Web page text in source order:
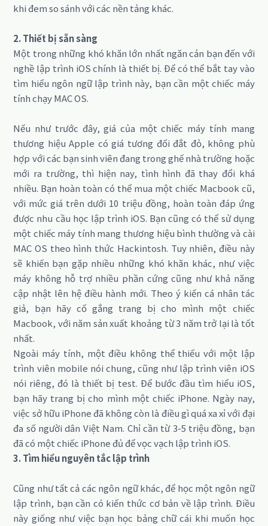
khi đem so sánh với các nền tảng khác.
2. Thiết bị sẵn sàng
Một trong những khó khăn lớn nhất ngăn cản bạn đến với
nghề lập trình iOS chính là thiết bị. Để có thể bắt tay vào
tìm hiểu ngôn ngữ lập trình này, bạn cần một chiếc máy
tính chạy MAC OS.
Nếu như trước đây, giá của một chiếc máy tính mang
thương hiệu Apple có giá tương đối đắt đỏ, không phù
hợp với các bạn sinh viên đang trong ghế nhà trường hoặc
mới ra trường, thì hiện nay, tình hình đã thay đổi khá
nhiều. Bạn hoàn toàn có thể mua một chiếc Macbook cũ,
với mức giá trên dưới 10 triệu đồng, hoàn toàn đáp ứng
được nhu cầu học lập trình iOS. Bạn cũng có thể sử dụng
một chiếc máy tính mang thương hiệu bình thường và cài
MAC OS theo hình thức Hackintosh. Tuy nhiên, điều này
sẽ khiến bạn gặp nhiều những khó khăn khác, như việc
máy không hỗ trợ nhiều phần cứng cũng như khả năng
cập nhật lên hệ điều hành mới. Theo ý kiến cá nhân tác
giả, bạn hãy cố gắng trang bị cho mình một chiếc
Macbook, với năm sản xuất khoảng từ 3 năm trở lại là tốt
nhất.
Ngoài máy tính, một điều không thể thiếu với một lập
trình viên mobile nói chung, cũng như lập trình viên iOS
nói riêng, đó là thiết bị test. Để bước đầu tìm hiểu iOS,
bạn hãy trang bị cho mình một chiếc iPhone. Ngày nay,
việc sở hữu iPhone đã không còn là điều gì quá xa xỉ với đại
đa số người dân Việt Nam. Chỉ cần từ 3-5 triệu đồng, bạn
đã có một chiếc iPhone đủ để vọc vạch lập trình iOS.
3. Tìm hiểu nguyên tắc lập trình
Cũng như tất cả các ngôn ngữ khác, để học một ngôn ngữ
lập trình, bạn cần có kiến thức cơ bản về lập trình. Điều
này giống như việc bạn học bảng chữ cái khi muốn học